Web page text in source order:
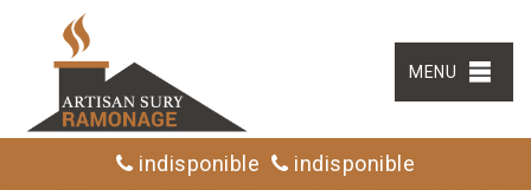
MENU
indisponible indisponible